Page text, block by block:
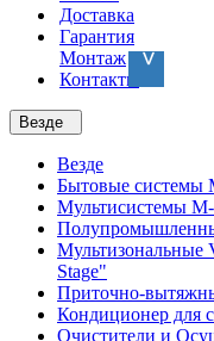
Доставка
Гарантия
Монтаж
Контакты
Везде
Везде
Бытовые системы
Мультисистемы
Stage"
Приточно-
Кондиционер для
Очистители и